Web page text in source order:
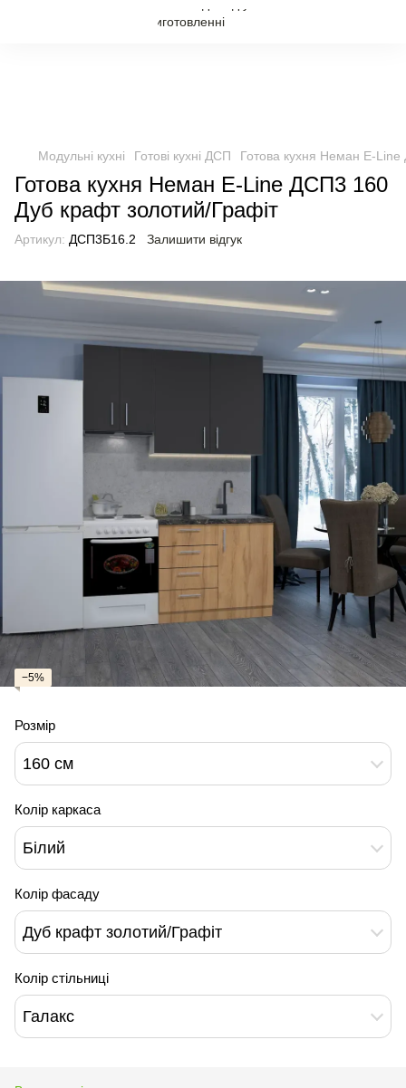
Модульні кухні Готові кухні ДСП Готова кухня Неман E-
Готова кухня Неман E-Line ДСП3 160
Дуб крафт золотий/Графіт
Артикул: ДСП3Б16.2 Залишити відгук
−5%
Розмір
160 см
Колір каркаса
Білий
Колір фасаду
Дуб крафт золотий/Графіт
Колір стільниці
Галакс